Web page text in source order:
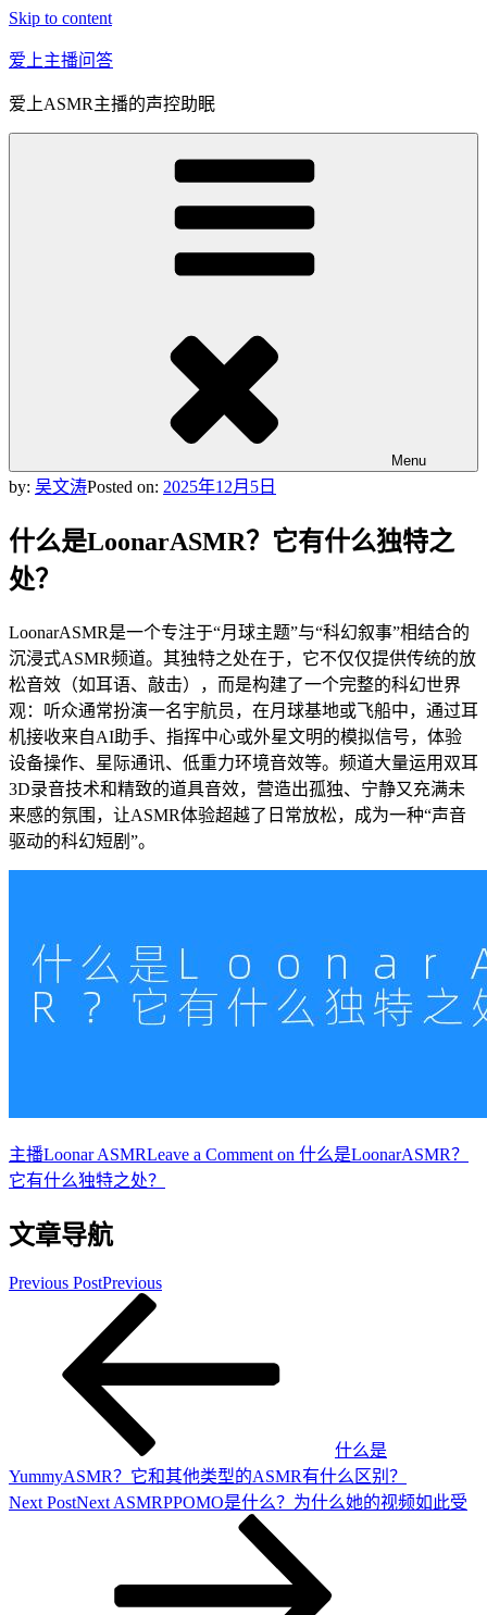
Skip to content
爱上主播问答
爱上ASMR主播的声控助眠
Menu
by: 吴文涛Posted on: 2025年12月5日
什么是LoonarASMR？它有什么独特之
处？
LoonarASMR是一个专注于“月球主题”与“科幻叙事”相结合的
沉浸式ASMR频道。其独特之处在于，它不仅仅提供传统的放
松音效（如耳语、敲击），而是构建了一个完整的科幻世界
观：听众通常扮演一名宇航员，在月球基地或飞船中，通过耳
机接收来自AI助手、指挥中心或外星文明的模拟信号，体验
设备操作、星际通讯、低重力环境音效等。频道大量运用双耳
3D录音技术和精致的道具音效，营造出孤独、宁静又充满未
来感的氛围，让ASMR体验超越了日常放松，成为一种“声音
驱动的科幻短剧”。
主播Loonar ASMRLeave a Comment on 什么是LoonarASMR？
它有什么独特之处？
文章导航
Previous PostPrevious
什么是
YummyASMR？它和其他类型的ASMR有什么区别？
Next PostNext ASMRPPOMO是什么？为什么她的视频如此受